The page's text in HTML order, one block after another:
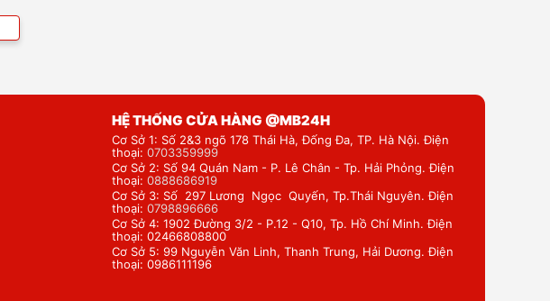
HỆ THỐNG CỬA HÀNG @MB24H
Cơ Sở 1: Số 2&3 ngõ 178 Thái Hà, Đống Đa, TP. Hà Nội. Điện
thoại: 0703359999
Cơ Sở 2: Số 94 Quán Nam - P. Lê Chân - Tp. Hải Phỏng. Điện
thoại: 0888686919
Cơ Sở 3: Số 297 Lương Ngọc Quyến, Tp.Thái Nguyên. Điện
thoại: 0798896666
Cơ Sở 4: 1902 Đường 3/2 - P.12 - Q10, Tp. Hồ Chí Minh. Điện
thoại: 02466808800
Cơ Sở 5: 99 Nguyễn Văn Linh, Thanh Trung, Hải Dương. Điện
thoại: 0986111196